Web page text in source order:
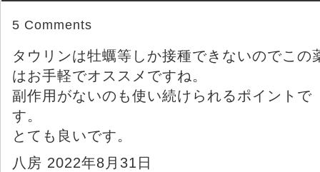
5 Comments
タウリンは牡蠣等しか接種できないのでこの
はお手軽でオススメですね。
副作用がないのも使い続けられるポイントで
す。
とても良いです。
八房 2022年8月31日